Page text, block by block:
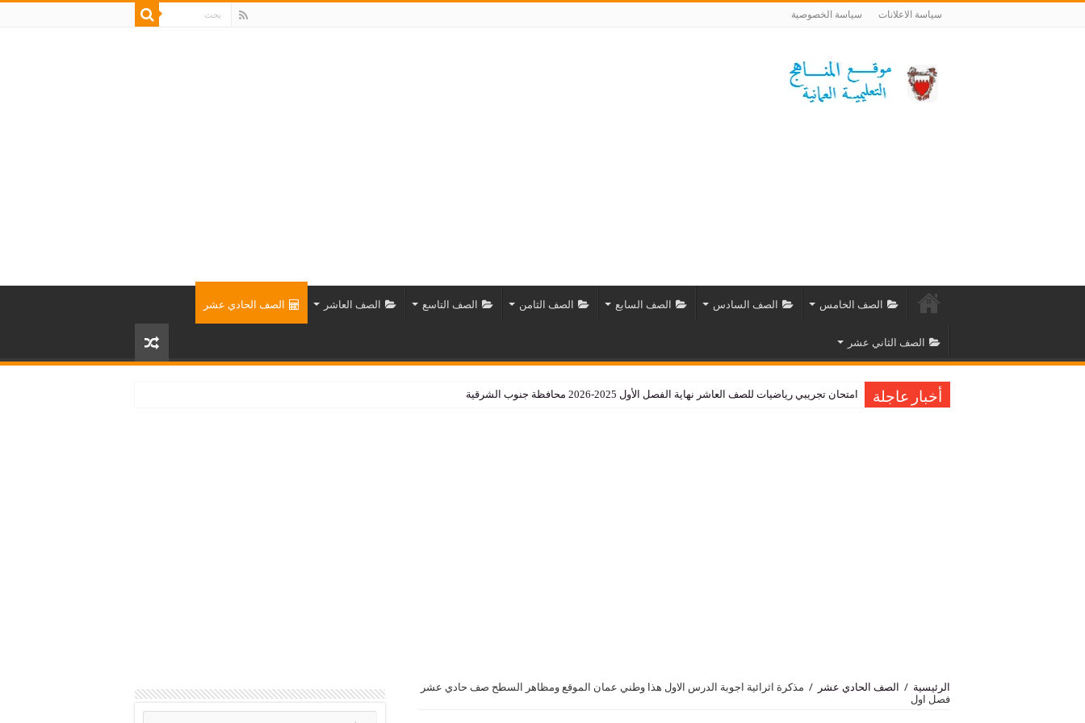
سياسة الاعلانات سياسة الخصوصية
الصف الخامس الصف السادس الصف السابع الصف الثامن الصف التاسع الصف العاشر الصف الحادي عشر
الصف الثاني عشر
أخبار عاجلة امتحان تجريبي رياضيات للصف العاشر نهاية الفصل الأول 2025-2026 محافظة جنوب الشرقية
الرئيسية / الصف الحادي عشر / مذكرة اثرائية اجوبة الدرس الاول هذا وطني عمان الموقع ومظاهر السطح صف حادي عشر
فصل اول